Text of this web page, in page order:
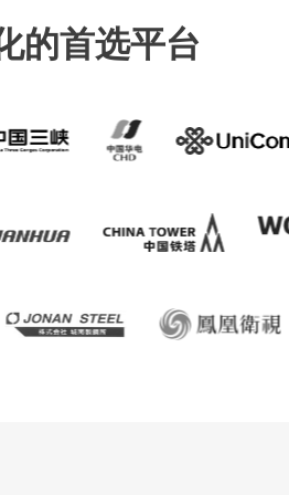
的首选平台